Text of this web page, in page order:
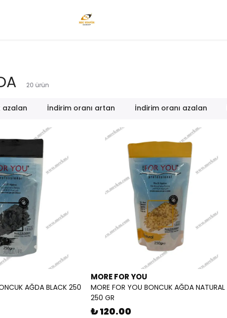
20 ürün
azalan İndirim oranı artan İndirim oranı azalan
AĞDA BLACK 250
MORE FOR YOU
MORE FOR YOU BONCUK AĞDA NATURAL
250 GR
₺ 120.00